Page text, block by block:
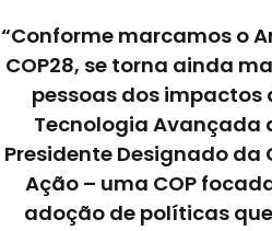
“Conforme marcamos o
COP28, se torna ainda
pessoas dos impactos
Tecnologia Avançada
Presidente Designado da
Ação – uma COP
adoção de políticas